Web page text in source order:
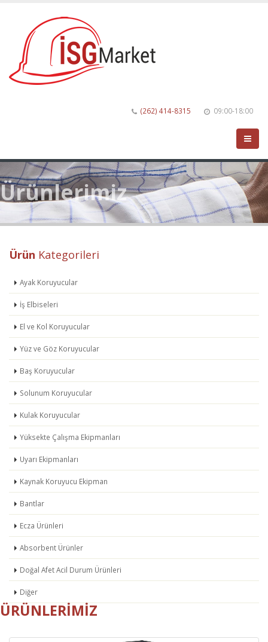
(262) 414-8315 09:00-18:00
Ürünlerimiz
Ürün Kategorileri
Ayak Koruyucular
İş Elbiseleri
El ve Kol Koruyucular
Yüz ve Göz Koruyucular
Baş Koruyucular
Solunum Koruyucular
Kulak Koruyucular
Yüksekte Çalışma Ekipmanları
Uyarı Ekipmanları
Kaynak Koruyucu Ekipman
Bantlar
Ecza Ürünleri
Absorbent Ürünler
Doğal Afet Acil Durum Ürünleri
Diğer
ÜRÜNLERIMIZ